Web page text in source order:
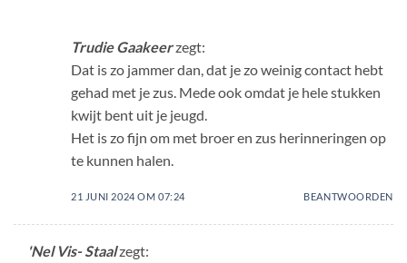
Trudie Gaakeerzegt:
Dat is zo jammer dan, dat je zo weinig contact hebt
gehad met je zus. Mede ook omdat je hele stukken
kwijt bent uit je jeugd.
Het is zo fijn om met broer en zus herinneringen op
te kunnen halen.
21 JUNI 2024 OM 07:24 BEANTWOORDEN
'Nel Vis- Staalzegt: